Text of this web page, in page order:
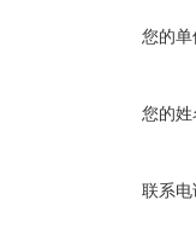
您的单
您的姓
联系电